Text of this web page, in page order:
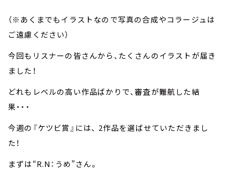
（※あくまでもイラストなので写真の合成やコラージュは
ご遠慮ください）
今回もリスナーの皆さんから、たくさんのイラストが届き
ました！
どれもレベルの高い作品ばかりで、審査が難航した結
果・・・
今週の『ケツビ賞』には、 2作品を選ばせていただきまし
た！
まずは“R.N：うめ”さん。